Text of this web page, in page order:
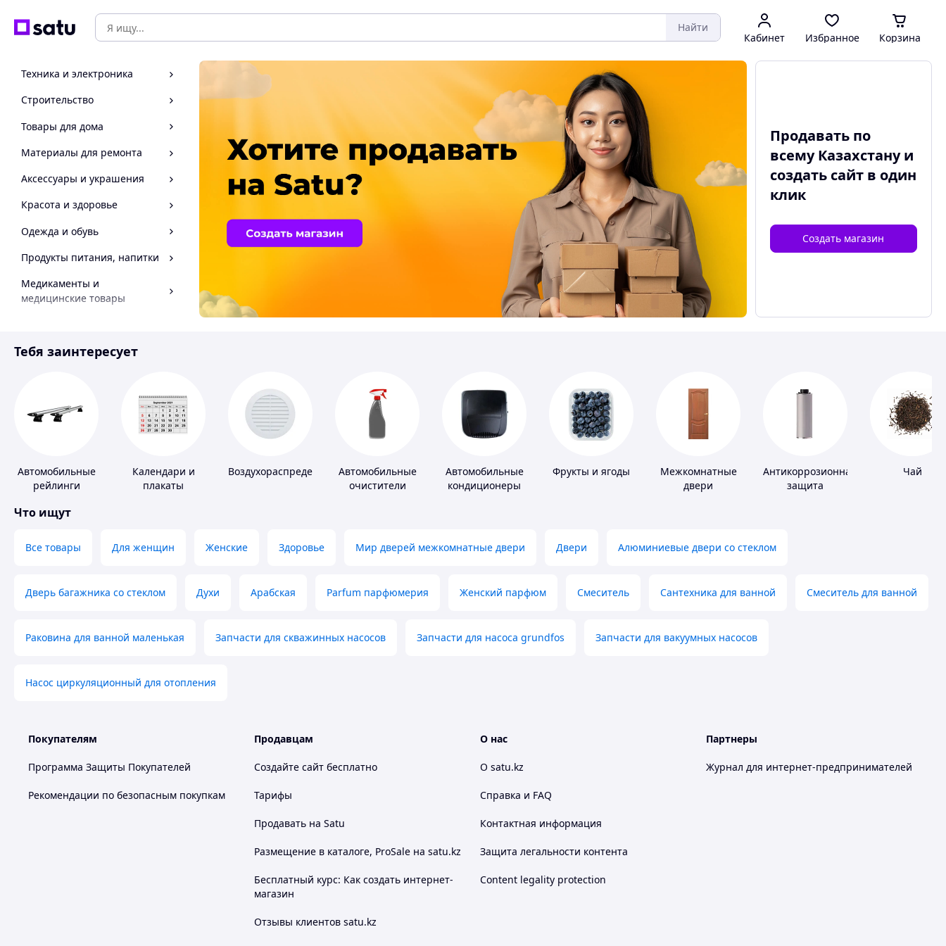
Найти
Кабинет Избранное Корзина
Техника и электроника
Строительство
Товары для дома
Материалы для ремонта
Аксессуары и украшения
Красота и здоровье
Одежда и обувь
Продукты питания, напитки
Медикаменты и
медицинские товары
Инструмент
Продавать по
всему Казахстану и
создать сайтв один
клик
Создать магазин
Тебя заинтересует
Автомобильные
рейлинги
Календари и
плакаты
ВоздухораспределителиАвтомобильные
очистители
Автомобильные
кондиционеры
Фрукты и ягоды
Межкомнатные
двери
Антикоррозионная
защита
Чай
Что ищут
Все товары Для женщин Женские Здоровье Мир дверей межкомнатные двери Двери Алюминиевые двери со стеклом
Дверь багажника со стеклом Духи Арабская Parfum парфюмерия Женский парфюм Смеситель Сантехника для ванной Смеситель для ванной
Раковина для ванной маленькая Запчасти для скважинных насосов Запчасти для насоса grundfos Запчасти для вакуумных насосов
Насос циркуляционный для отопления
Покупателям
Программа Защиты Покупателей
Рекомендации по безопасным покупкам
Продавцам
Создайте сайт бесплатно
Тарифы
Продавать на Satu
Размещение в каталоге, ProSale на satu.kz
Бесплатный курс: Как создать интернет-
магазин
Отзывы клиентов satu.kz
О нас
О satu.kz
Справка и FAQ
Контактная информация
Защита легальности контента
Content legality protection
Партнеры
Журнал для интернет-предпринимателей